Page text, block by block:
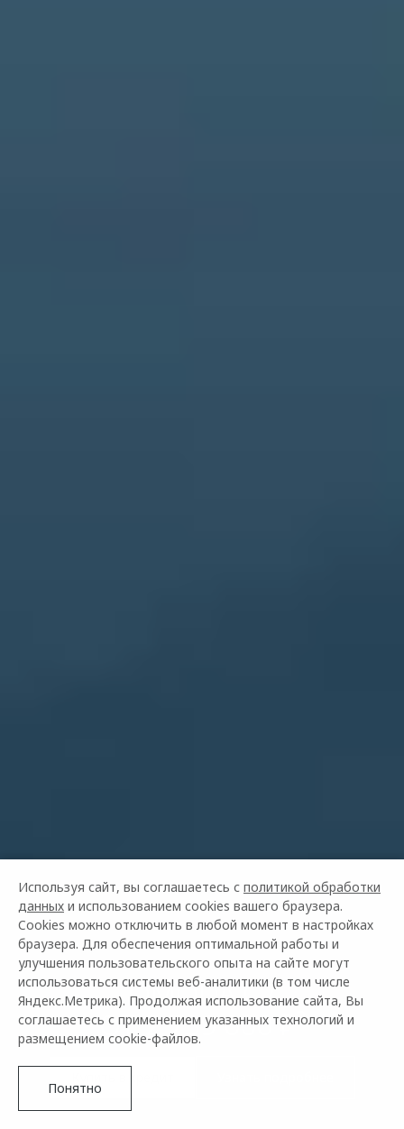
OMODA C7
ОТ 2 739 000 ₽²
Используя сайт, вы соглашаетесь с политикой обработки
данных и использованием cookies вашего браузера.
Cookies можно отключить в любой момент в настройках
браузера. Для обеспечения оптимальной работы и
улучшения пользовательского опыта на сайте могут
использоваться системы веб-аналитики (в том числе
Яндекс.Метрика). Продолжая использование сайта, Вы
соглашаетесь с применением указанных технологий и
размещением cookie-файлов.
Понятно